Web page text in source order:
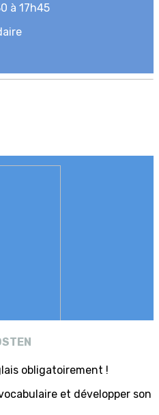
à 17h45
obligatoirement !
et d évelopper son